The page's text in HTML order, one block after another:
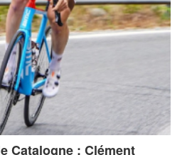
Catalogne : Clément